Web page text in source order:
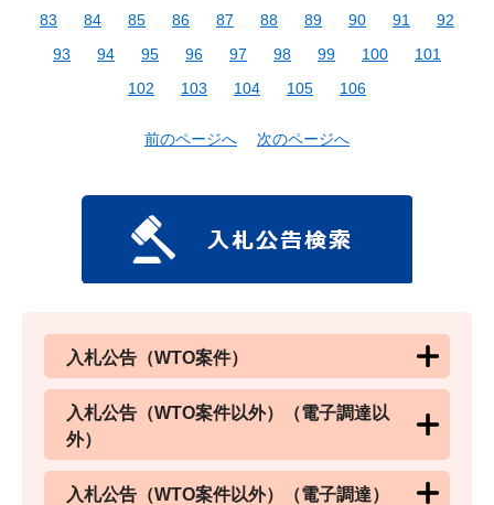
83
84 85 86 87 88 89 90 91
92
93
94 95 96 97 98 99 100
101
102
103 104 105 106
前のページへ 次のページへ
入札公告（WTO案件）
入札公告（WTO案件以外）（電子調達以
外）
入札公告（WTO案件以外）（電子調達）